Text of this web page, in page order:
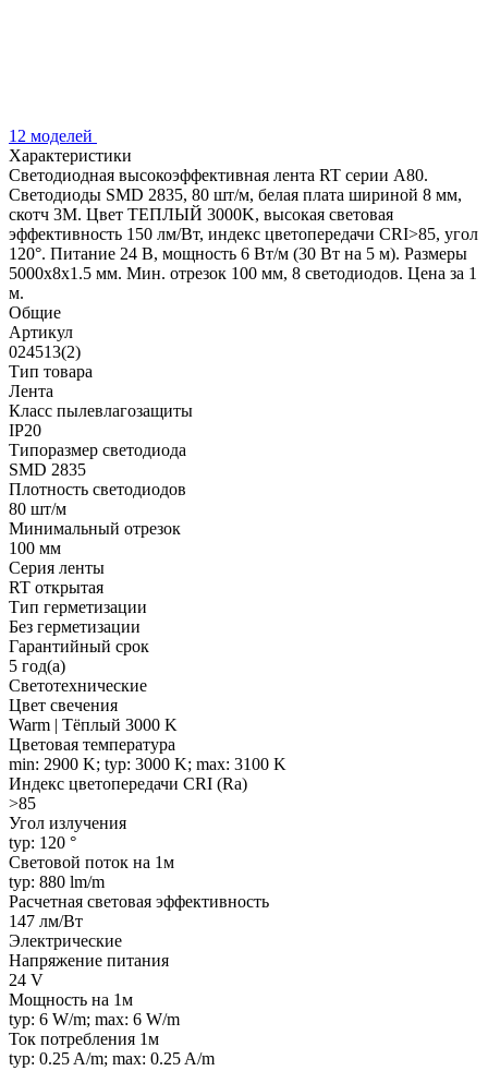
12 моделей
Характеристики
Светодиодная высокоэффективная лента RT серии A80.
Светодиоды SMD 2835, 80 шт/м, белая плата шириной 8 мм,
скотч 3M. Цвет ТЕПЛЫЙ 3000K, высокая световая
эффективность 150 лм/Вт, индекс цветопередачи CRI>85, угол
120°. Питание 24 В, мощность 6 Вт/м (30 Вт на 5 м). Размеры
5000x8x1.5 мм. Мин. отрезок 100 мм, 8 светодиодов. Цена за 1
м.
Общие
Артикул
024513(2)
Тип товара
Лента
Класс пылевлагозащиты
IP20
Типоразмер светодиода
SMD 2835
Плотность светодиодов
80 шт/м
Минимальный отрезок
100 мм
Серия ленты
RT открытая
Тип герметизации
Без герметизации
Гарантийный срок
5 год(а)
Светотехнические
Цвет свечения
Warm | Тёплый 3000 K
Цветовая температура
min: 2900 K; typ: 3000 K; max: 3100 K
Индекс цветопередачи CRI (Ra)
>85
Угол излучения
typ: 120 °
Световой поток на 1м
typ: 880 lm/m
Расчетная световая эффективность
147 лм/Вт
Электрические
Напряжение питания
24 V
Мощность на 1м
typ: 6 W/m; max: 6 W/m
Ток потребления 1м
typ: 0.25 A/m; max: 0.25 A/m